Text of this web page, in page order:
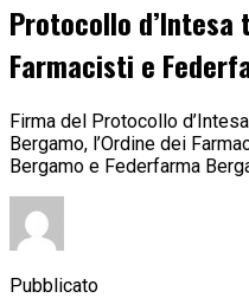
Protocollo
Farmacisti e
Firma del Protocollo
Bergamo, l’Ordine dei
Bergamo e Federfarma
Pubblicato